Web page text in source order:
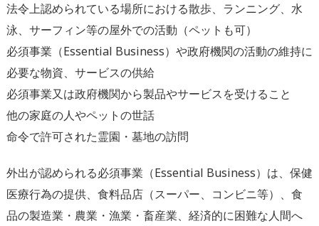
法令上認められている場所における散歩、ランニング、水
泳、サーフィン等の屋外での活動（ペットも可）
必須事業（Essential Business）や政府機関の活動の維持に
必要な物資、サービスの供給
必須事業又は政府機関から製品やサービスを受けること
他の家庭の人やペットの世話
命令で許可された霊園・墓地の訪問
外出が認められる必須事業（Essential Business）は、保健
医療行為の提供、食料品店（スーパー、コンビニ等）、食
品の製造業・農業・漁業・畜産業、経済的に困難な人間へ